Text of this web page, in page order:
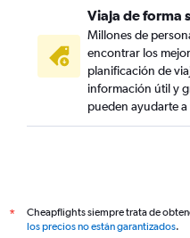
Viaja de forma
Millones de
encontrar los
planificación de
información útil y
pueden ayudarte
*
Cheapflights siempre trata de
los precios no están garantizados.